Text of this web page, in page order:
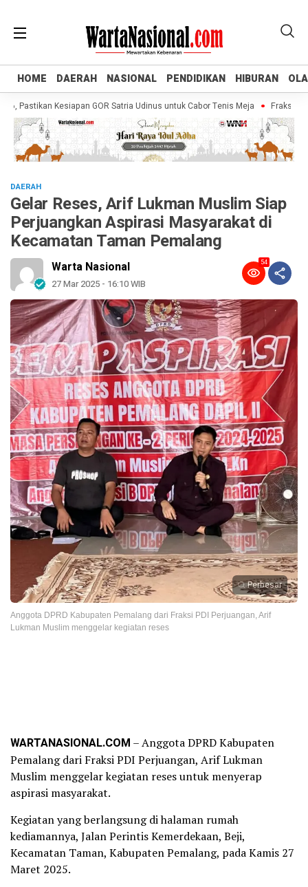
HOME DAERAH NASIONAL PENDIDIKAN HIBURAN
HOME DAERAH NASIONAL PENDIDIKAN HIBURAN
Kesiapan GOR Satria Udinus untuk Cabor Tenis Meja Fraksi Golkar
DAERAH
Gelar Reses, Arif Lukman Muslim Siap
Perjuangkan Aspirasi Masyarakat di
Kecamatan Taman Pemalang
Warta Nasional
27 Mar 2025 - 16:10 WIB
54
Perbesar
Anggota DPRD Kabupaten Pemalang dari Fraksi PDI Perjuangan, Arif
Lukman Muslim menggelar kegiatan reses
WARTANASIONAL.COM – Anggota DPRD Kabupaten
Pemalang dari Fraksi PDI Perjuangan, Arif Lukman
Muslim menggelar kegiatan reses untuk menyerap
aspirasi masyarakat.
Kegiatan yang berlangsung di halaman rumah
kediamannya, Jalan Perintis Kemerdekaan, Beji,
Kecamatan Taman, Kabupaten Pemalang, pada Kamis 27
Maret 2025.